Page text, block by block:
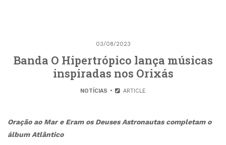
03/08/2023
Banda O Hipertrópico lança músicas
inspiradas nos Orixás
NOTÍCIAS ARTICLE
Oração ao Mar e Eram os Deuses Astronautas completam o
álbum Atlântico